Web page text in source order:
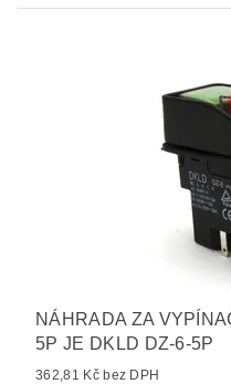
NÁHRADA ZA
5P JE DKLD DZ-6-5P
362,81 Kč bez DPH